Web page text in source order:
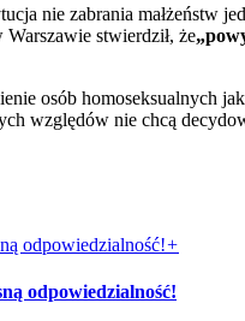
nie zabrania małżeństw
stwierdził, że
osób homoseksualnych
względów nie chcą
+
odpowiedzialność!